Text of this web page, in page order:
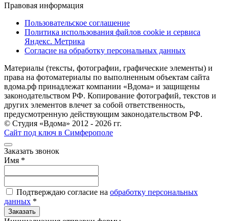
Правовая информация
Пользовательское соглашение
Политика использования файлов cookie и сервиса
Яндекс. Метрика
Согласие на обработку персональных данных
Материалы (тексты, фотографии, графические элементы) и
права на фотоматериалы по выполненным объектам сайта
вдома.рф принадлежат компании «Вдома» и защищены
законодательством РФ. Копирование фотографий, текстов и
других элементов влечет за собой ответственность,
предусмотренную действующим законодательством РФ.
© Студия «Вдома» 2012 - 2026 гг.
Сайт под ключ в Симферополе
Заказать звонок
Имя *
Подтверждаю согласие на обработку персональных
данных *
Заказать